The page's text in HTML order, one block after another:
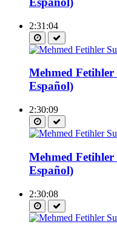
2:31:04
Mehmed
Español)
2:30:09
Mehmed
Español)
2:30:08